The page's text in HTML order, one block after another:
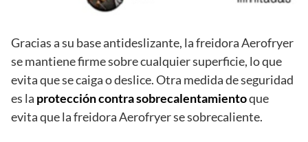
Gracias a su base antideslizante, la freidora Aerofryer
se mantiene firme sobre cualquier superficie, lo que
evita que se caiga o deslice. Otra medida de seguridad
es la protección contra sobrecalentamientoque
evita que la freidora Aerofryer se sobrecaliente.